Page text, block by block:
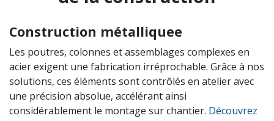
Construction métalliquee
Les poutres, colonnes et assemblages complexes en
acier exigent une fabrication irréprochable. Grâce à nos
solutions, ces éléments sont contrôlés en atelier avec
une précision absolue, accélérant ainsi
considérablement le montage sur chantier. Découvrez